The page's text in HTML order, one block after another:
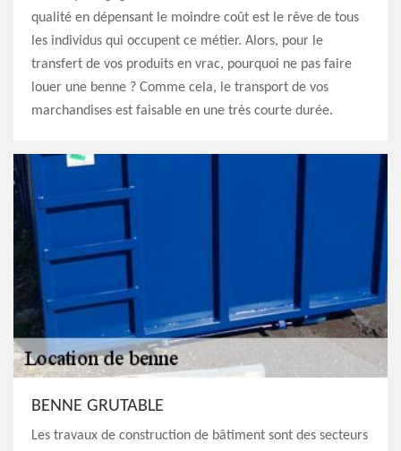
qualité en dépensant le moindre coût est le rêve de tous
les individus qui occupent ce métier. Alors, pour le
transfert de vos produits en vrac, pourquoi ne pas faire
louer une benne ? Comme cela, le transport de vos
marchandises est faisable en une très courte durée.
BENNE GRUTABLE
Les travaux de construction de bâtiment sont des secteurs